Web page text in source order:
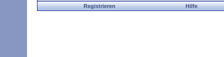
Registrieren Hilfe